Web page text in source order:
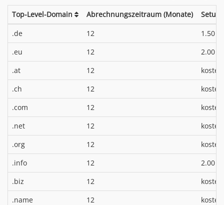
Top-Level-Domain Abrechnungszeitraum (Monate)
.de
12 1.50 €
.eu 12 2.00 €
.at 12
.ch
12
.com
12
.net
12
.org
12
.info
12 2.00 €
.biz 12
.name
12